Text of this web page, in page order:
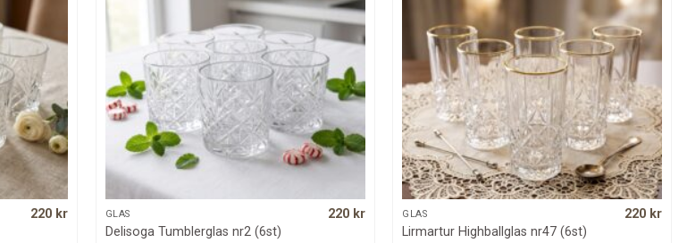
220 kr GLAS
Delisoga Tumblerglas nr2 (6st)
QUICK VIEW
GLAS
Lirmartur Highballglas nr47 (6st)
220kr